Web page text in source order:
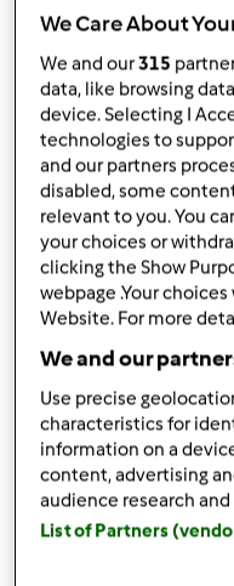
Friggione a
1Kilo cipolle
10grammistrutto
10grammisale
10grammi
100grammi
sale pepe qb
We Care About
We and our315
data, like browsing
device. Selecting I
technologies to
and our partners
disabled, some
relevant to you. You
your choices or
clicking the Show
webpage .Your
Website. For more
We and our
Use precise
characteristics for
information on a
content, advertising
audience research
List of Partners